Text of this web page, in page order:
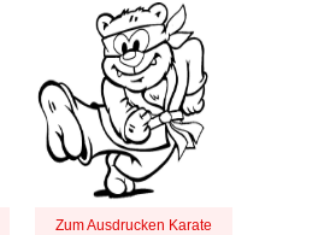
Zum Ausdrucken Karate